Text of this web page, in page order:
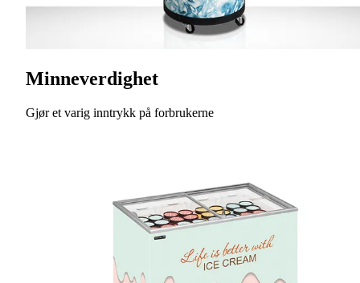
Minneverdighet
Gjør et varig inntrykk på forbrukerne